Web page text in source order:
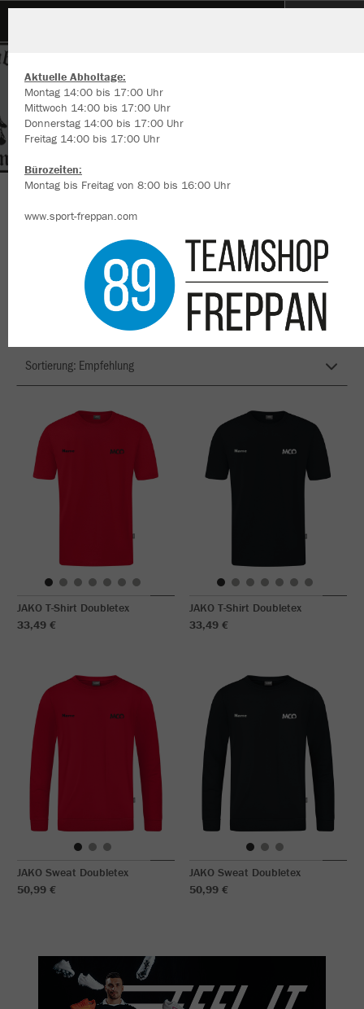
Herzlich Willkommen im Teamshop
JAKO T-Shirt Doubletex
33,49 €
JAKO T-Shirt Doubletex
33,49 €
JAKO Sweat Doubletex
50,99 €
JAKO Sweat Doubletex
50,99 €
Aktuelle Abholtage:
Montag 14:00 bis 17:00 Uhr
Mittwoch 14:00 bis 17:00 Uhr
Donnerstag 14:00 bis 17:00 Uhr
Freitag 14:00 bis 17:00 Uhr
Bürozeiten:
Montag bis Freitag von 8:00 bis 16:00 Uhr
www.sport-freppan.com
Wir verwenden Cookies
Inhalte anzeigen und unsere Website verbessern. Weitere
zu den Cookies findest Du in den Einstellungen.
Alle ablehnen
mehr Infos
Datenschutz
Impressum